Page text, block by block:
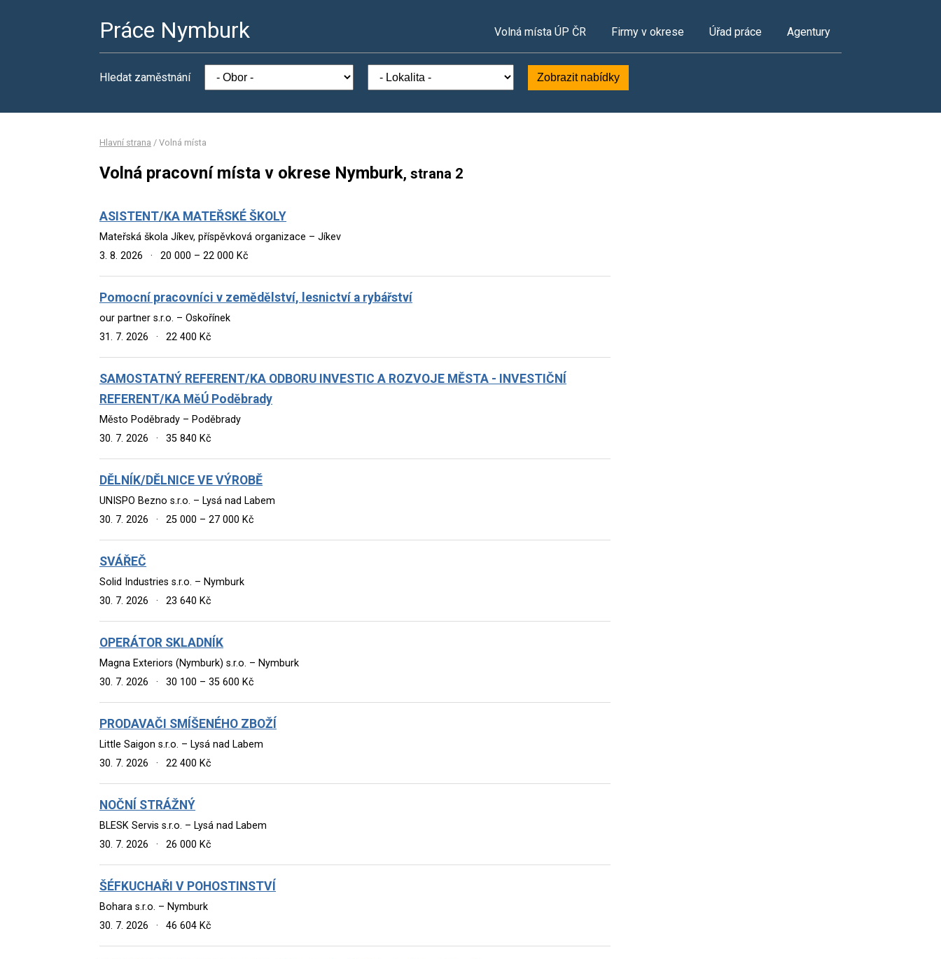
Práce Nymburk Volná místa ÚP ČR Firmy v okrese Úřad práce Agentury
Hledat zaměstnání Zobrazit nabídky
Hlavní strana / Volná místa
Volná pracovní místa v okrese Nymburk, strana 2
ASISTENT/KA MATEŘSKÉ ŠKOLY
Mateřská škola Jíkev, příspěvková organizace – Jíkev
3. 8. 2026
· 20 000 – 22 000 Kč
Pomocní pracovníci v zemědělství, lesnictví a rybářství
our partner s.r.o. – Oskořínek
31. 7. 2026
· 22 400 Kč
SAMOSTATNÝ REFERENT/KA ODBORU INVESTIC A ROZVOJE MĚSTA - INVESTIČNÍ
REFERENT/KA MěÚ Poděbrady
Město Poděbrady – Poděbrady
30. 7. 2026
· 35 840 Kč
DĚLNÍK/DĚLNICE VE VÝROBĚ
UNISPO Bezno s.r.o. – Lysá nad Labem
30. 7. 2026
· 25 000 – 27 000 Kč
SVÁŘEČ
Solid Industries s.r.o. – Nymburk
30. 7. 2026
· 23 640 Kč
OPERÁTOR SKLADNÍK
Magna Exteriors (Nymburk) s.r.o. – Nymburk
30. 7. 2026
· 30 100 – 35 600 Kč
PRODAVAČI SMÍŠENÉHO ZBOŽÍ
Little Saigon s.r.o. – Lysá nad Labem
30. 7. 2026
· 22 400 Kč
NOČNÍ STRÁŽNÝ
BLESK Servis s.r.o. – Lysá nad Labem
30. 7. 2026
· 26 000 Kč
ŠÉFKUCHAŘI V POHOSTINSTVÍ
Bohara s.r.o. – Nymburk
30. 7. 2026
· 46 604 Kč